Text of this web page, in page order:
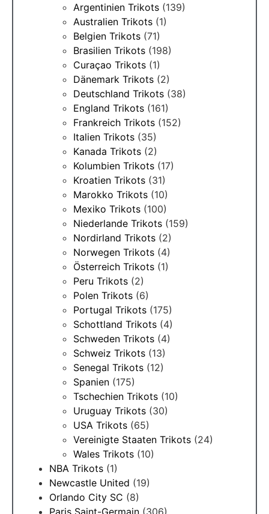
Argentinien Trikots (139)
Australien Trikots (1)
Belgien Trikots (71)
Brasilien Trikots (198)
Curaçao Trikots (1)
Dänemark Trikots (2)
Deutschland Trikots (38)
England Trikots (161)
Frankreich Trikots (152)
Italien Trikots (35)
Kanada Trikots (2)
Kolumbien Trikots (17)
Kroatien Trikots (31)
Marokko Trikots (10)
Mexiko Trikots (100)
Niederlande Trikots (159)
Nordirland Trikots (2)
Norwegen Trikots (4)
Österreich Trikots (1)
Peru Trikots (2)
Polen Trikots (6)
Portugal Trikots (175)
Schottland Trikots (4)
Schweden Trikots (4)
Schweiz Trikots (13)
Senegal Trikots (12)
Spanien (175)
Tschechien Trikots (10)
Uruguay Trikots (30)
USA Trikots (65)
Vereinigte Staaten Trikots (24)
Wales Trikots (10)
NBA Trikots (1)
Newcastle United (19)
Orlando City SC (8)
Paris Saint-Germain (306)